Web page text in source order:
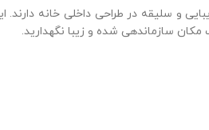
و سلیقه در طراحی داخلی خانه دارند.
سازماندهی شده و زیبا نگهدارید.